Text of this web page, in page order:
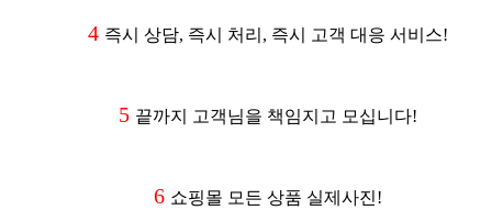
4 즉시 상담, 즉시 처리, 즉시 고객 대응 서비스!
5 끝까지 고객님을 책임지고 모십니다!
6 쇼핑몰 모든 상품 실제사진!